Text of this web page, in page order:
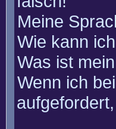
Meine
Wie kann
Was ist
Wenn ich